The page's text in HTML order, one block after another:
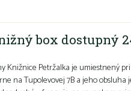
box dostupný
Knižnice Petržalka je umiestnený
na Tupolevovej 7B a jeho obsluha